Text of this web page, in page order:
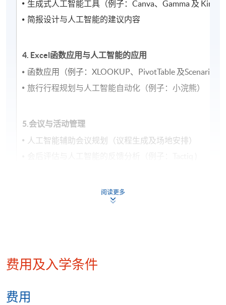
生成式人工智能工具（例子：Canva、Gamma 及 Kimi
简报设计与人工智能的建议内容
4. Excel函数应用与人工智能的应用
函数应用（例子：XLOOKUP、PivotTable 及Scenario
旅行行程规划与人工智能自动化（例子：小浣熊）
5.会议与活动管理
人工智能辅助会议规划（议程生成及场地安排）
6. 数据库管理与 人工智能
7. 人工智能在营销影片的应用
目标客群分析与影片分发策略
阅读更多
费用及入学条件
费用